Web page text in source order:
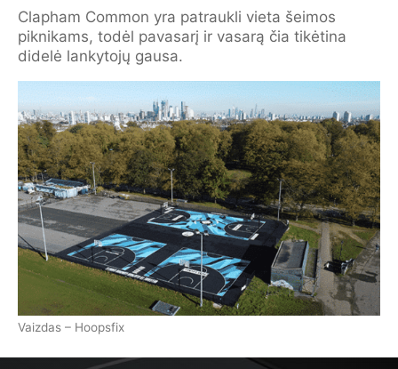
Clapham Common yra patraukli vieta šeimos
piknikams, todėl pavasarį ir vasarą čia tikėtina
didelė lankytojų gausa.
Vaizdas – Hoopsfix